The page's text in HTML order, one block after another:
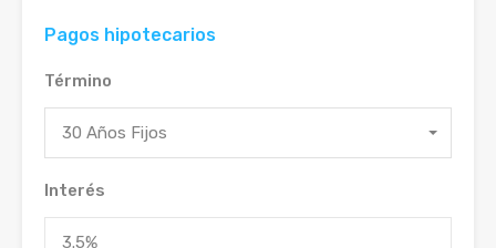
Pagos hipotecarios
Término
30 Años Fijos
Interés